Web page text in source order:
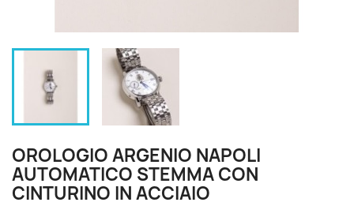
OROLOGIO ARGENIO NAPOLI
AUTOMATICO STEMMA CON
CINTURINO IN ACCIAIO